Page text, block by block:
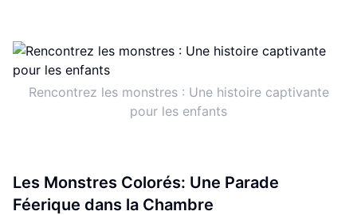
Rencontrez les monstres : Une histoire captivante
pour les enfants
Les Monstres Colorés: Une Parade
Féerique dans la Chambre